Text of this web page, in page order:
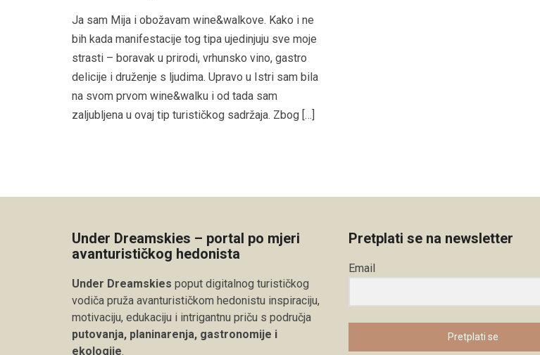
Ja sam Mija i obožavam wine&walkove. Kako i ne
bih kada manifestacije tog tipa ujedinjuju sve moje
strasti – boravak u prirodi, vrhunsko vino, gastro
delicije i druženje s ljudima. Upravo u Istri sam bila
na svom prvom wine&walku i od tada sam
zaljubljena u ovaj tip turističkog sadržaja. Zbog […]
Under Dreamskies – portal po mjeri
avanturističkog hedonista
Under Dreamskies poput digitalnog turističkog
vodiča pruža avanturističkom hedonistu inspiraciju,
motivaciju, edukaciju i intrigantnu priču s područja
putovanja, planinarenja, gastronomije i
ekologije.
Pretplati se na newsletter
Email
Pretplati se